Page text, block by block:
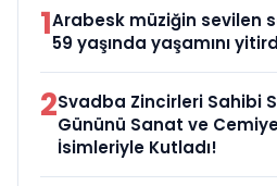
1Arabesk müziğin sevilen
59 yaşında yaşamını
2Svadba Zincirleri Sahibi
Gününü Sanat ve
İsimleriyle Kutladı!